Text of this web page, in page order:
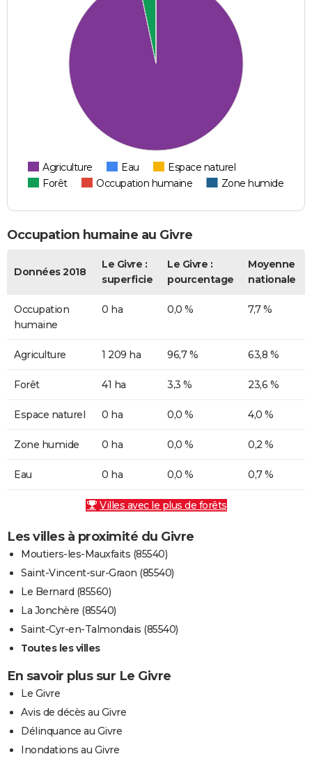
Agriculture Eau
Espace naturel
Forêt
Occupation humaine Zone humide
Occupation humaine au Givre
Données 2018
Le Givre :
superficie
Le Givre :
pourcentage
Moyenne
nationale
Occupation
humaine
0 ha 0,0 % 7,7 %
Agriculture 1 209 ha 96,7 % 63,8 %
Forêt 41 ha 3,3 % 23,6 %
Espace naturel 0 ha 0,0 % 4,0 %
Zone humide 0 ha 0,0 % 0,2 %
Eau 0 ha 0,0 % 0,7 %
Villes avec le plus de forêts
Les villes à proximité du Givre
Moutiers-les-Mauxfaits (85540)
Saint-Vincent-sur-Graon (85540)
Le Bernard (85560)
La Jonchère (85540)
Saint-Cyr-en-Talmondais (85540)
Toutes les villes
En savoir plus sur Le Givre
Le Givre
Avis de décès au Givre
Délinquance au Givre
Inondations au Givre